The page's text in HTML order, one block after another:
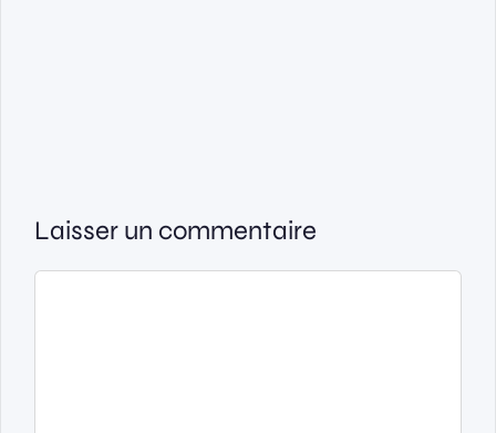
Laisser un commentaire